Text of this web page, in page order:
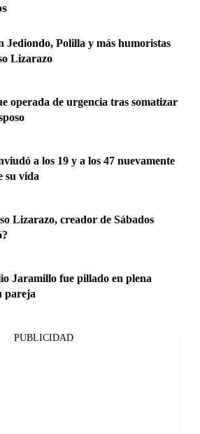
Jediondo, Polilla y más humoristas
Lizarazo
operada de urgencia tras somatizar
a los 19 y a los 47 nuevamente
su vida
Lizarazo, creador de Sábados
Jaramillo fue pillado en plena
pareja
PUBLICIDAD